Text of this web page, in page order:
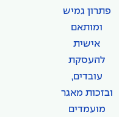
פתרון גמיש
ומותאם
אישית
להעסקת
עובדים,
ובזכות מאגר
מועמדים